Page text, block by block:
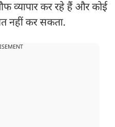
व्यापार कर रहे हैं और कोई
नहीं कर सकता.